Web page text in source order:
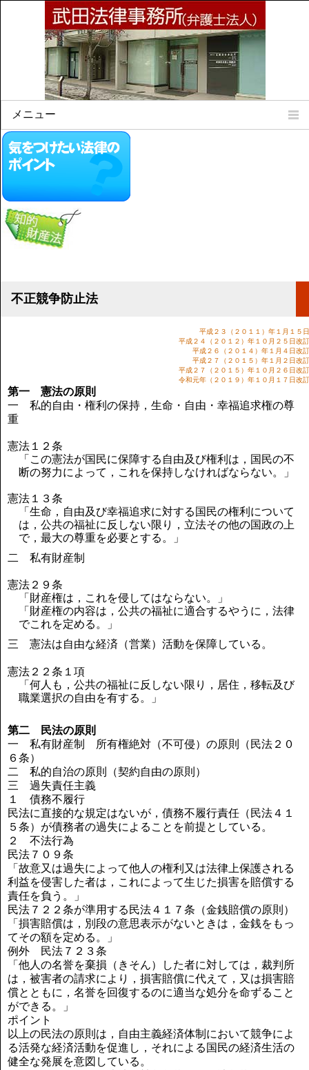
メニュー
Home
所属弁護士
法律相談案内
弁護士料について
事務所所在地
顧問契約について
不正競争防止法
平成２３（２０１１）年１月１５日
平成２４（２０１２）年１０月２５日改訂
平成２６（２０１４）年１月４日改訂
平成２７（２０１５）年１月２日改訂
平成２７（２０１５）年１０月２６日改訂
令和元年（２０１９）年１０月１７日改訂
第一 憲法の原則
一 私的自由・権利の保持，生命・自由・幸福追求権の尊
重
憲法１２条
「この憲法が国民に保障する自由及び権利は，国民の不
断の努力によって，これを保持しなければならない。」
憲法１３条
「生命，自由及び幸福追求に対する国民の権利について
は，公共の福祉に反しない限り，立法その他の国政の上
で，最大の尊重を必要とする。」
二 私有財産制
憲法２９条
「財産権は，これを侵してはならない。」
「財産権の内容は，公共の福祉に適合するやうに，法律
でこれを定める。」
三 憲法は自由な経済（営業）活動を保障している。
憲法２２条１項
「何人も，公共の福祉に反しない限り，居住，移転及び
職業選択の自由を有する。」
第二 民法の原則
一 私有財産制 所有権絶対（不可侵）の原則（民法２０
６条）
二 私的自治の原則（契約自由の原則）
三 過失責任主義
１ 債務不履行
民法に直接的な規定はないが，債務不履行責任（民法４１
５条）が債務者の過失によることを前提としている。
２ 不法行為
民法７０９条
「故意又は過失によって他人の権利又は法律上保護される
利益を侵害した者は，これによって生じた損害を賠償する
責任を負う。」
民法７２２条が準用する民法４１７条（金銭賠償の原則）
「損害賠償は，別段の意思表示がないときは，金銭をもっ
てその額を定める。」
例外 民法７２３条
「他人の名誉を棄損（きそん）した者に対しては，裁判所
は，被害者の請求により，損害賠償に代えて，又は損害賠
償とともに，名誉を回復するのに適当な処分を命ずること
ができる。」
ポイント
以上の民法の原則は，自由主義経済体制において競争によ
る活発な経済活動を促進し，それによる国民の経済生活の
健全な発展を意図している。